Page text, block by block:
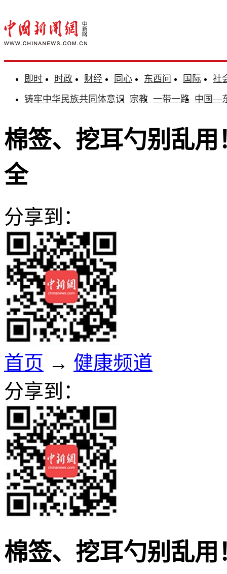
即时 时政 财经 同心 东西问 国际
社
铸牢中华民族共同体意识 宗教 一带一路 中国—
棉签、挖耳勺别乱
全
分享到：
首页 → 健康频道
分享到：
棉签、挖耳勺别乱